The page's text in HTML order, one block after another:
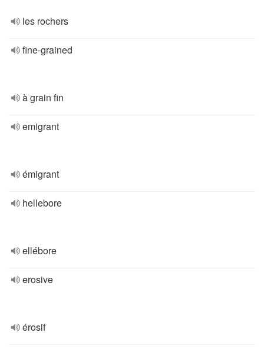
les rochers
fine-grained
à grain fin
emigrant
émigrant
hellebore
ellébore
erosive
érosif